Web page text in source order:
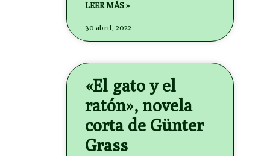
LEER MÁS »
30 abril, 2022
«El gato y el
ratón», novela
corta de Günter
Grass